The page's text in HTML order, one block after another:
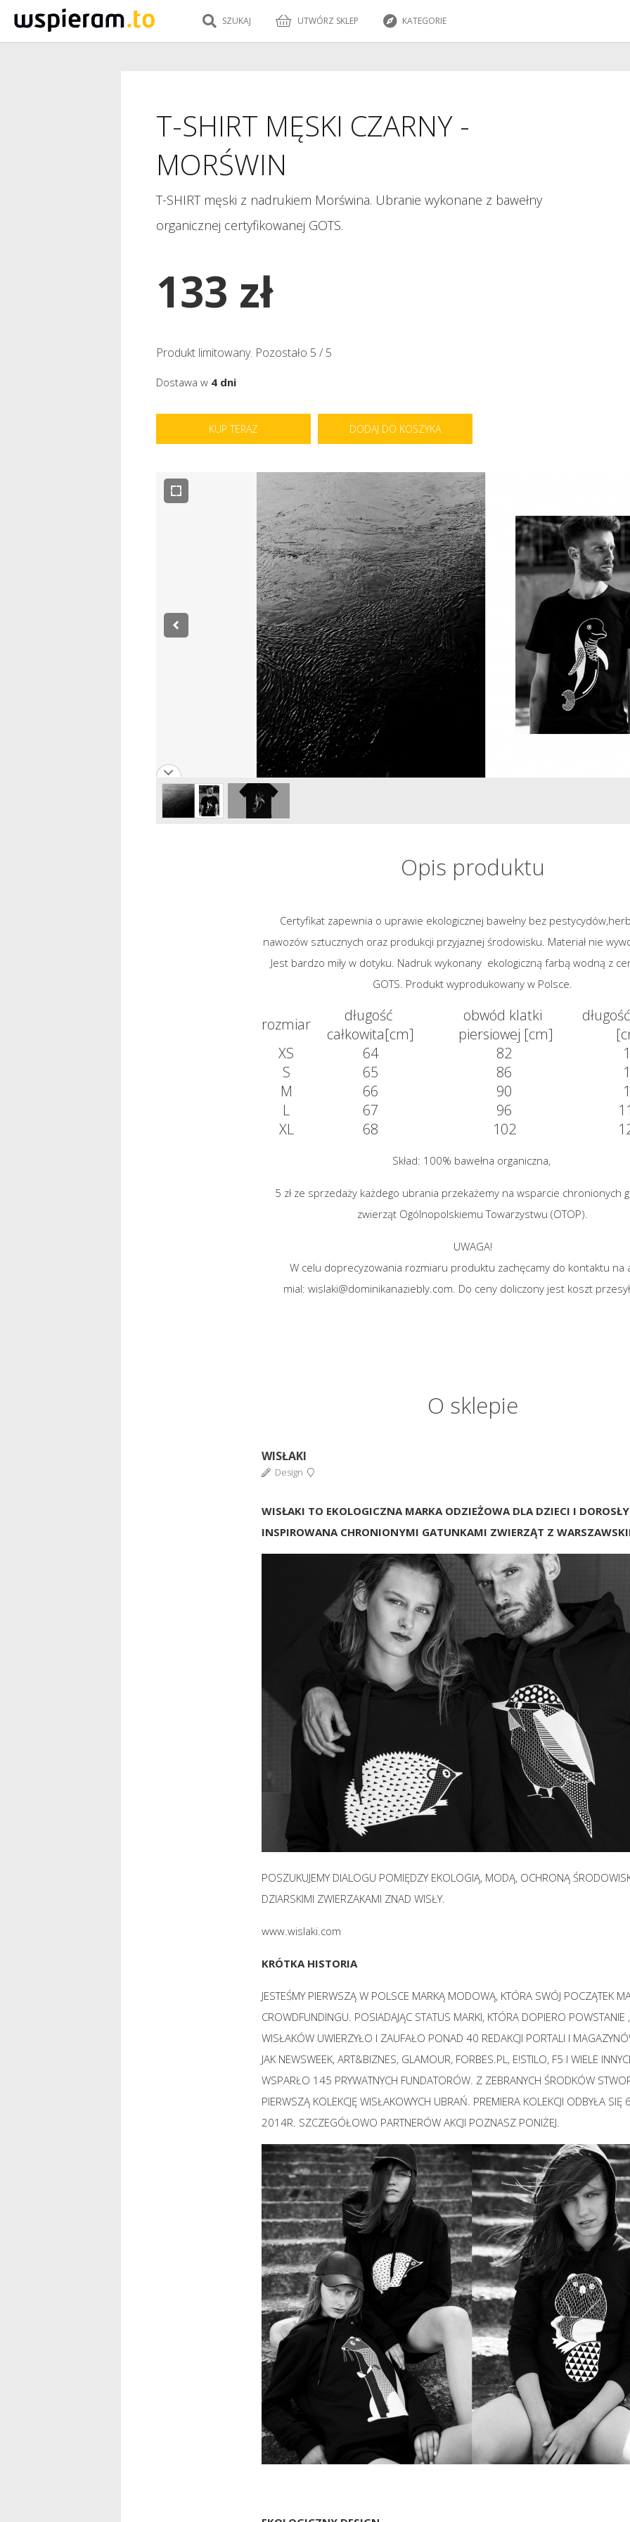
SZUKAJ UTWÓRZ SKLEP KATEGORIE
T-SHIRT MĘSKI CZARNY -
MORŚWIN
T-SHIRT męski z nadrukiem Morświna. Ubranie wykonane z bawełny
organicznej certyfikowanej GOTS.
133 zł
Produkt limitowany. Pozostało 5 / 5
Dostawa w 4 dni
KUP TERAZ DODAJ DO KOSZYKA
Opis produktu
Certyfikat zapewnia o uprawie ekologicznej bawełny bez
nawozów sztucznych oraz produkcji przyjaznej środowisku. Materiał nie
Jest bardzo miły w dotyku. Nadruk wykonany ekologiczną farbą wodną z
GOTS. Produkt wyprodukowany w Polsce.
rozmiar
długość
całkowita[cm]
obwód klatki
piersiowej [cm]
XS
64 82
S
65 86
M
66 90
L
67 96
XL
68 102
Skład: 100% bawełna organiczna,
5 zł ze sprzedaży każdego ubrania przekażemy na wsparcie chronionych
zwierząt Ogólnopolskiemu Towarzystwu (OTOP).
UWAGA!
W celu doprecyzowania rozmiaru produktu zachęcamy do kontaktu na
mial: wislaki@dominikanaziebly.com. Do ceny doliczony jest koszt
O sklepie
WISŁAKI
Design
WISŁAKI TO EKOLOGICZNA MARKA ODZIEŻOWA DLA DZIECI I
INSPIROWANA CHRONIONYMI GATUNKAMI ZWIERZĄT Z
POSZUKUJEMY DIALOGU POMIĘDZY EKOLOGIĄ, MODĄ, OCHRONĄ
DZIARSKIMI ZWIERZAKAMI ZNAD WISŁY.
www.wislaki.com
KRÓTKA HISTORIA
JESTEŚMY PIERWSZĄ W POLSCE MARKĄ MODOWĄ, KTÓRA SWÓJ POCZĄTEK
CROWDFUNDINGU. POSIADAJĄC STATUS MARKI, KTÓRA DOPIERO POWSTANIE
WISŁAKÓW UWIERZYŁO I ZAUFAŁO PONAD 40 REDAKCJI PORTALI I
JAK NEWSWEEK, ART&BIZNES, GLAMOUR, FORBES.PL, E!STILO, F5 I WIELE
WSPARŁO 145 PRYWATNYCH FUNDATORÓW. Z ZEBRANYCH ŚRODKÓW
PIERWSZĄ KOLEKCJĘ WISŁAKOWYCH UBRAŃ. PREMIERA KOLEKCJI ODBYŁA SIĘ
2014R. SZCZEGÓŁOWO PARTNERÓW AKCJI POZNASZ PONIŻEJ.